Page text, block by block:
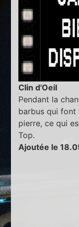
Clin d'Oeil
Pendant la
barbus qui font
pierre, ce qui
Top.
Ajoutée le